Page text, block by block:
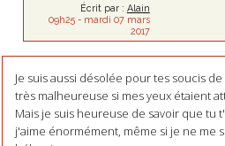
Écrit par : Alain
09h25- mardi 07 mars
2017
Je suis aussi désolée pour tes soucis
très malheureuse si mes yeux étaient
Mais je suis heureuse de savoir que tu
j'aime énormément, même si je ne me